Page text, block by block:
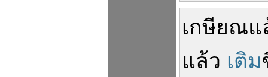
เกษียณแ
แล้ว เติม